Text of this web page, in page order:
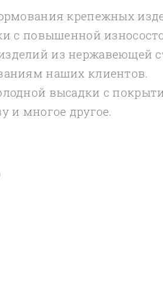
крепежных
с повышенной
из нержавеющей
наших клиентов.
высадки с
и многое другое.